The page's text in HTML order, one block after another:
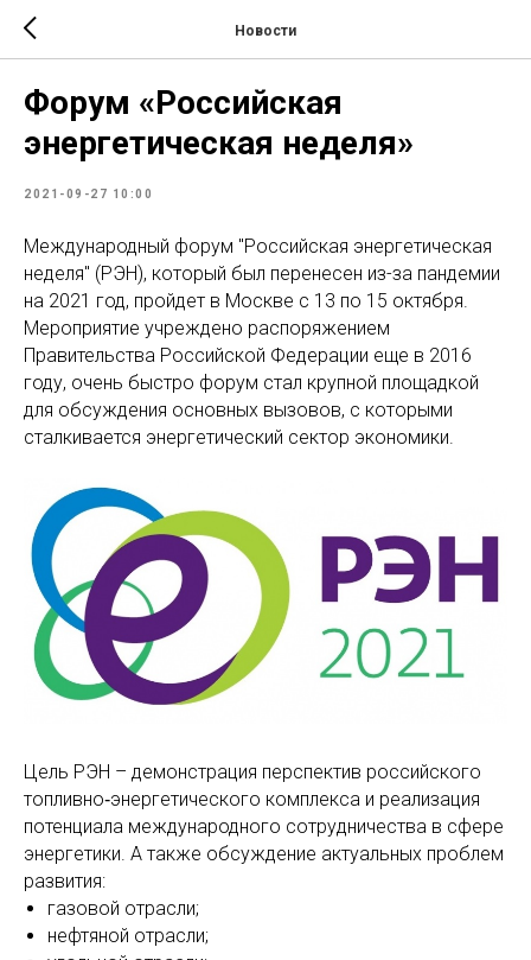
Новости
Форум «Российская
энергетическая неделя»
2021-09-27 10:00
Международный форум "Российская энергетическая
неделя" (РЭН), который был перенесен из-за пандемии
на 2021 год, пройдет в Москве с 13 по 15 октября.
Мероприятие учреждено распоряжением
Правительства Российской Федерации еще в 2016
году, очень быстро форум стал крупной площадкой
для обсуждения основных вызовов, с которыми
сталкивается энергетический сектор экономики.
Цель РЭН – демонстрация перспектив российского
топливно‑энергетического комплекса и реализация
потенциала международного сотрудничества в сфере
энергетики. А также обсуждение актуальных проблем
развития:
газовой отрасли;
нефтяной отрасли;